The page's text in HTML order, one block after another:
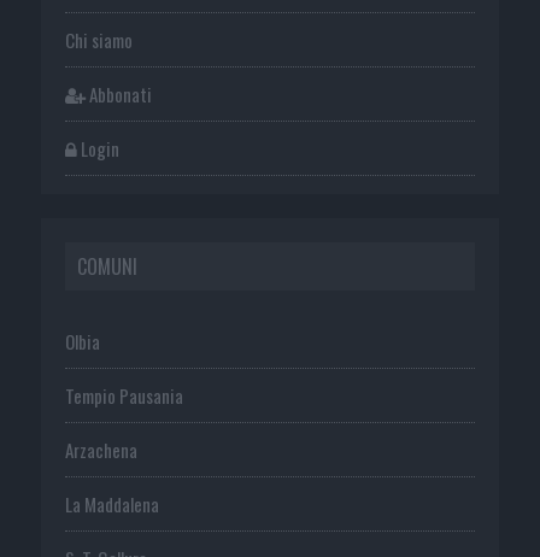
Chi siamo
Abbonati
Login
COMUNI
Olbia
Tempio Pausania
Arzachena
La Maddalena